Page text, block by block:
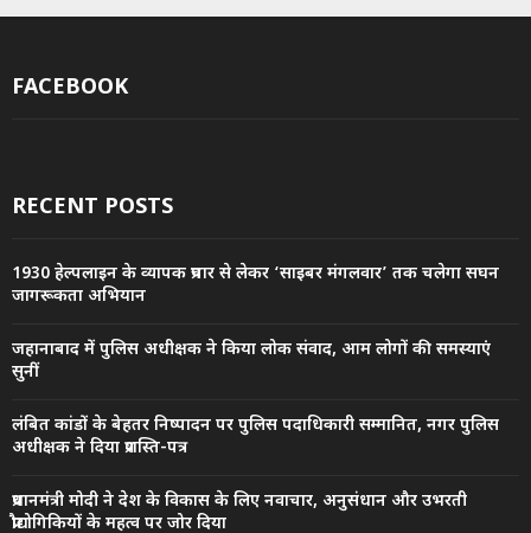
FACEBOOK
RECENT POSTS
1930 हेल्पलाइन के व्यापक प्रचार से लेकर ‘साइबर मंगलवार’ तक चलेगा सघन
जागरूकता अभियान
जहानाबाद में पुलिस अधीक्षक ने किया लोक संवाद, आम लोगों की समस्याएं
सुनीं
लंबित कांडों के बेहतर निष्पादन पर पुलिस पदाधिकारी सम्मानित, नगर पुलिस
अधीक्षक ने दिया प्रशस्ति-पत्र
प्रधानमंत्री मोदी ने देश के विकास के लिए नवाचार, अनुसंधान और उभरती
प्रौद्योगिकियों के महत्व पर जोर दिया